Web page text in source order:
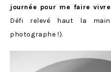
journée pour me faire
Défi relevé haut la
photographe !).